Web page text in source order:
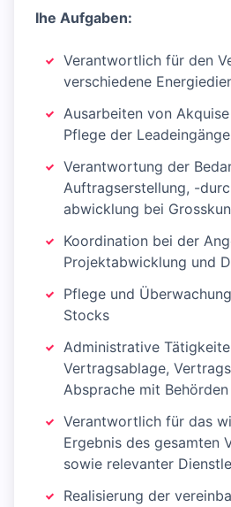
Ihe Aufgaben:
Verantwortlich für den
verschiedene
Ausarbeiten von
Pflege der
Verantwortung der
Auftragserstellung, -
abwicklung bei
Koordination bei der
Projektabwicklung und
Pflege und
Stocks
Administrative
Vertragsablage,
Absprache mit Behörden
Verantwortlich für das
Ergebnis des gesamten
sowie relevanter
Realisierung der